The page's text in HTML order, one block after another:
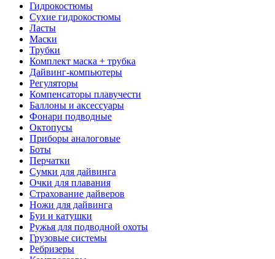
Гидрокостюмы
Сухие гидрокостюмы
Ласты
Маски
Трубки
Комплект маска + трубка
Дайвинг-компьютеры
Регуляторы
Компенсаторы плавучести
Баллоны и аксессуары
Фонари подводные
Октопусы
Приборы аналоговые
Боты
Перчатки
Сумки для дайвинга
Очки для плавания
Страхование дайверов
Ножи для дайвинга
Буи и катушки
Ружья для подводной охоты
Грузовые системы
Ребризеры